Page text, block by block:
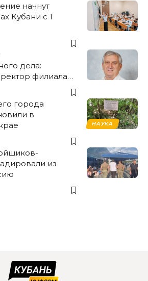
начнут
Кубани с 1
дела:
филиала
НАУКА
города
в
из